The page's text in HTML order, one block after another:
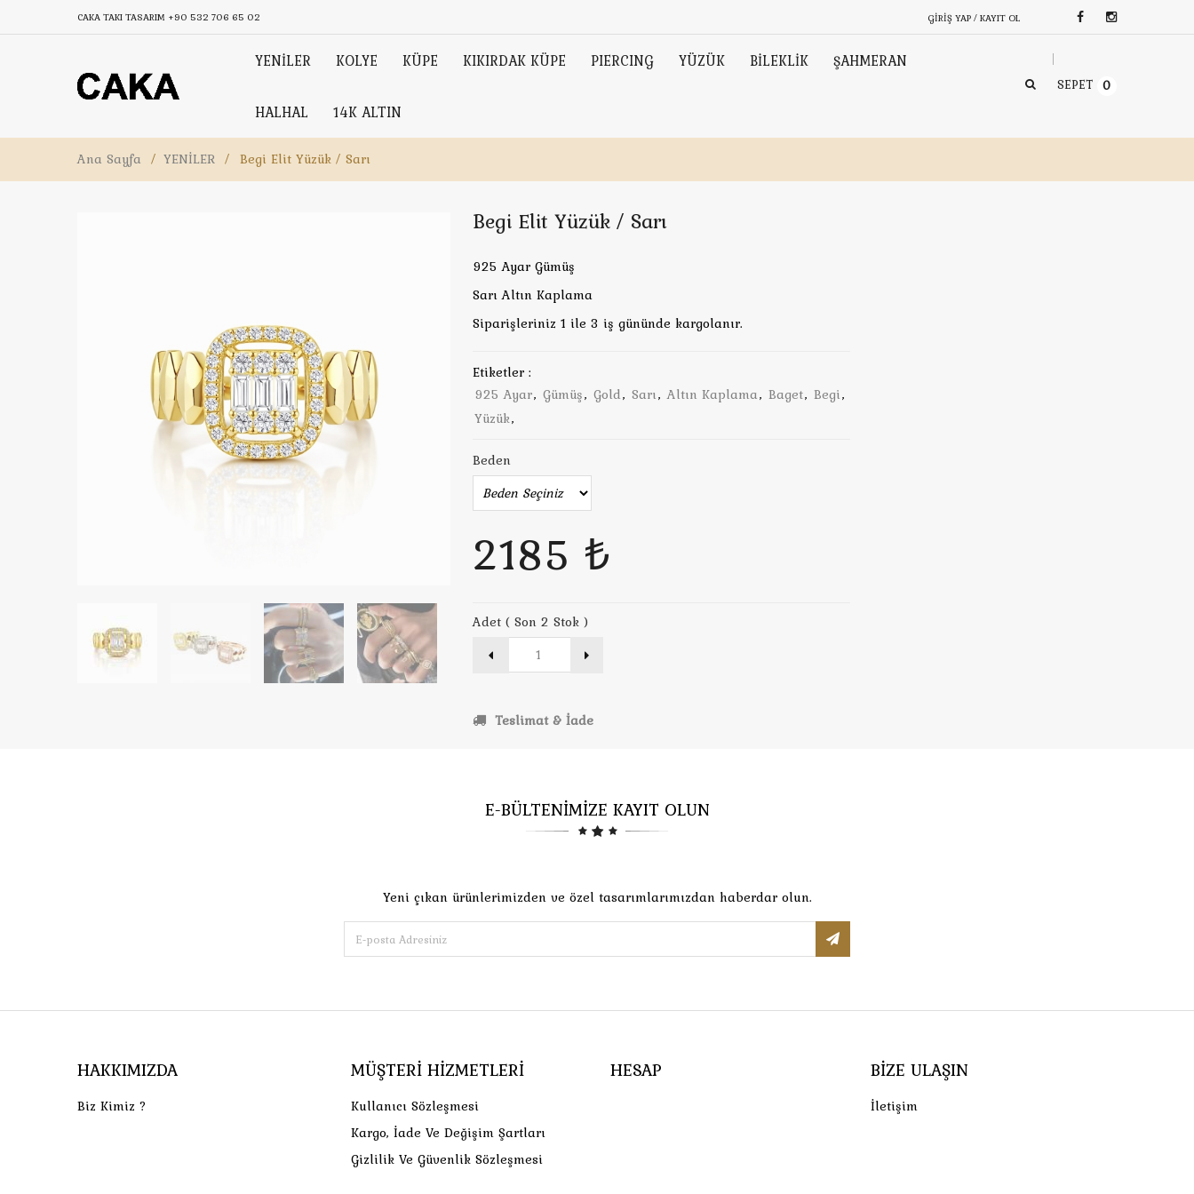
CAKA TAKI TASARIM +90 532 706 65 02 GIRIŞ YAP / KAYIT OL
YENİLER KOLYE KÜPE KIKIRDAK KÜPE PIERCING YÜZÜK BİLEKLİK ŞAHMERAN
HALHAL 14K ALTIN
SEPET 0
Ana Sayfa / YENİLER / Begi Elit Yüzük / Sarı
Begi Elit Yüzük / Sarı
925 Ayar Gümüş
Sarı Altın Kaplama
Siparişleriniz 1 ile 3 iş gününde kargolanır.
Etiketler :
925 Ayar, Gümüş, Gold, Sarı, Altın Kaplama, Baget, Begi,
Yüzük,
Beden
2185 ₺
Adet ( Son 2 Stok )
Teslimat & İade
E-BÜLTENİMİZE KAYIT OLUN
Yeni çıkan ürünlerimizden ve özel tasarımlarımızdan haberdar olun.
HAKKIMIZDA
Biz Kimiz ?
MÜŞTERI HIZMETLERI
Kullanıcı Sözleşmesi
Kargo, İade Ve Değişim Şartları
Gizlilik Ve Güvenlik Sözleşmesi
HESAP BIZE ULAŞIN
İletişim